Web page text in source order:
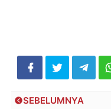
SEBELUMNYA